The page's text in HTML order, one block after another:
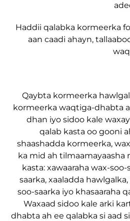
Haddii qalabka
aan caadi ahayn,
Qaybta kormeerka
kormeerka waqtiga-
dhan iyo sidoo
qalab kasta oo
shaashadda
ka mid ah
kasta: xawaaraha
saarka, xaaladda
soo-saarka iyo
Waxaad sidoo
dhabta ah ee